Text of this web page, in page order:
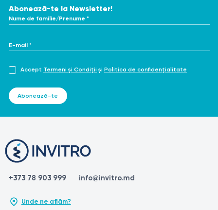
Abonează-te la Newsletter!
Nume de familie/Prenume *
E-mail *
Accept Termeni și Condiții și Politica de confidențialitate
Abonează-te
+373 78 903 999 info@invitro.md
Unde ne aflăm?